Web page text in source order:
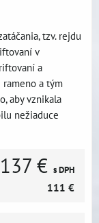
tzv. rejdu
v
a
a tým
aby vznikala
nežiaduce
137 € s DPH
111 €